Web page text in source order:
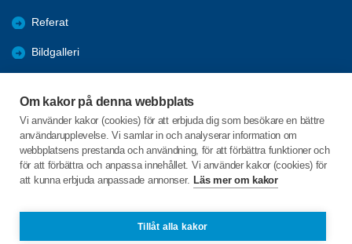
Om kakor på denna webbplats
Vi använder kakor (cookies) för att erbjuda dig som besökare en bättre
användarupplevelse. Vi samlar in och analyserar information om
webbplatsens prestanda och användning, för att förbättra funktioner och
för att förbättra och anpassa innehållet. Vi använder kakor (cookies) för
att kunna erbjuda anpassade annonser. Läs mer om kakor
Tillåt alla kakor
Referat
Bildgalleri
Engagera DIG i vår förening
C/o:Lennart Lööw